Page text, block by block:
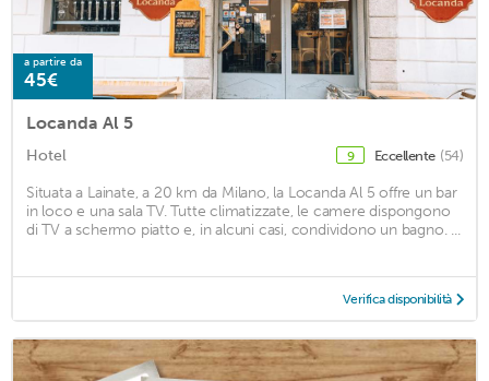
a partire da
45€
Locanda Al 5
Hotel 9 Eccellente (54)
Situata a Lainate, a 20 km da Milano, la Locanda Al 5 offre un bar
in loco e una sala TV. Tutte climatizzate, le camere dispongono
di TV a schermo piatto e, in alcuni casi, condividono un bagno. ...
Verifica disponibilità